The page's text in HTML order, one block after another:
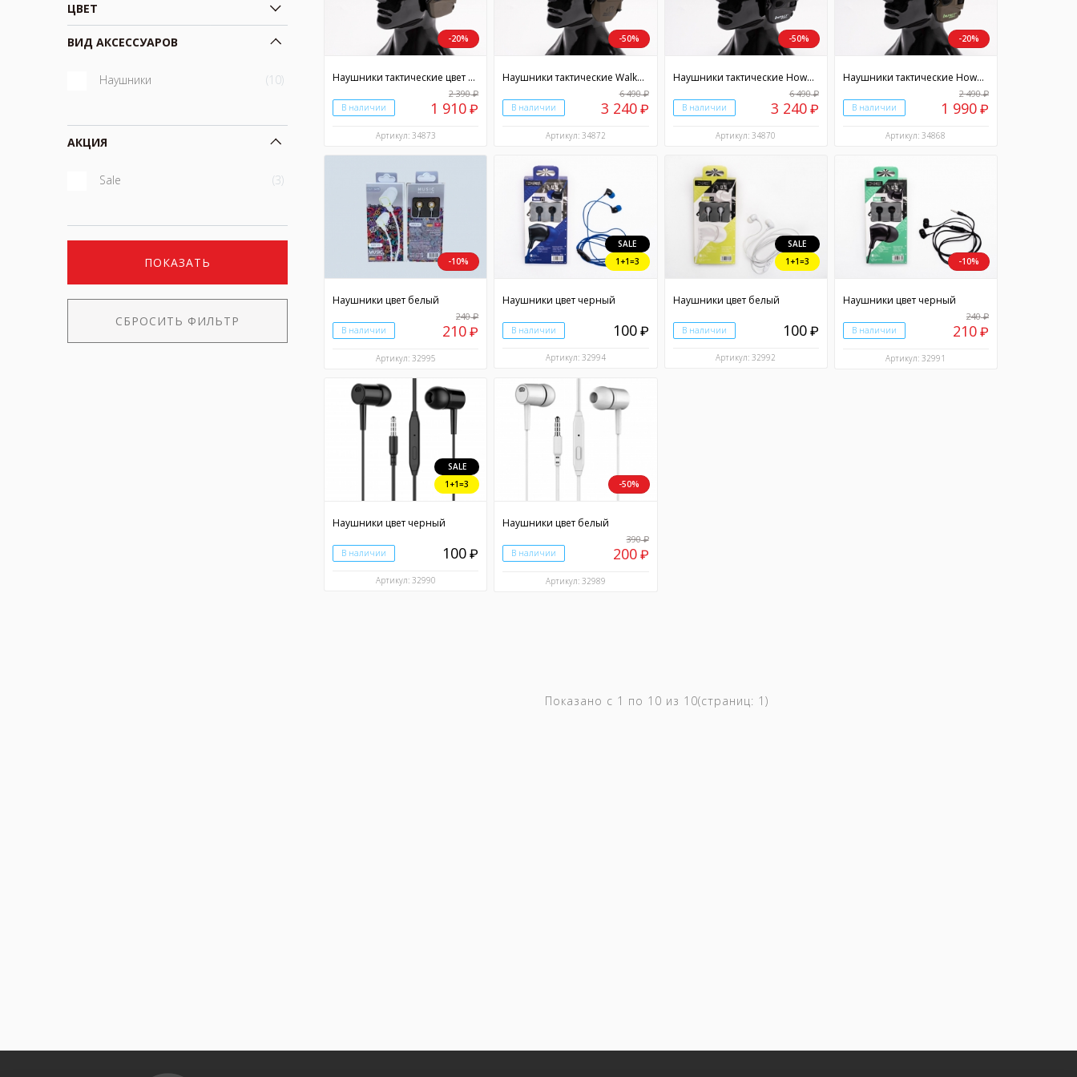
ЦВЕТ
ВИД АКСЕССУАРОВ
Наушники (10)
АКЦИЯ
Sale (3)
ПОКАЗАТЬ
СБРОСИТЬ ФИЛЬТР
-20%
Наушники тактические цвет зеленый
В наличии
2 390₽
1 910 ₽
Артикул: 34873
-50%
Наушники тактические Walkers Razor цвет зеленый
В наличии
6 490₽
3 240₽
Артикул: 34872
-50%
Наушники тактические Howard Impact Sport цвет черный
В наличии
6 490₽
3 240₽
Артикул: 34870
-20%
Наушники тактические Howard Impact Sport цвет зеленый
В наличии
2 490₽
1 990 ₽
Артикул: 34868
-10%
Наушники цвет белый
В наличии
240₽
210 ₽
Артикул: 32995
SALE
1+1=3
Наушники цвет черный
В наличии 100₽
Артикул: 32994
SALE
1+1=3
Наушники цвет белый
В наличии 100₽
Артикул: 32992
-10%
Наушники цвет черный
В наличии
240₽
210 ₽
Артикул: 32991
SALE
1+1=3
Наушники цвет черный
В наличии 100 ₽
Артикул: 32990
-50%
Наушники цвет белый
В наличии
390₽
200₽
Артикул: 32989
Показано с 1 по 10 из 10(страниц: 1 )